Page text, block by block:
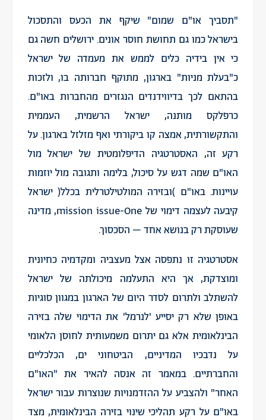
"תסביך או"ם שמום" שיקף את הכעס והתסכול
בישראל כמו גם תחושת חוסר אונים. ירושלים חשה גם
כי אין בידיה כלים לממש את מעמדה של ישראל
כ"בעלת מניות" בארגון, מתוקף חברותה בו, ולזכות
בהתאם לכך בדיווידנדים הנגזרים מהחברות באו"ם.
כרפלקס מותנה, ישראל הרשמית, העממית
והתקשורתית, אמצה קו ביקורתי ואף מזלזל בארגון. על
רקע זה, האסטרטגיה הדיפלומטית של ישראל מול
האו"ם שמה דגש על סיכול, בלימה ותגובה מול יוזמות
עויינות. באו"ם )ובזירה המולטילטרלית בכלל( ישראל
קיבעה לעצמה דימוי של mission issue-One, מדינה
שעוסקת רק בנושא אחד – הסכסוך.
אסטרטגיה זו נתפסה אצל מעצביה ומקדמיה כחיונית
ומוצדקת, אך היא התעלמה מיכולתה של ישראל
להשתלב ולתרום לסדר היום של הארגון במגוון סוגיות
באופן שלא רק יסייע 'לנרמל' את הדימוי שלה בזירה
הבינלאומית אלא גם יתרום משמעותית לחוסן הלאומי
על נדבכיו המדיניים, הביטחוני ים, הכלכליים
והחברתיים. במאמר זה אנסה להאיר את "האו"ם
האחר" ולהצביע על ההזדמנויות שנוצרות עבור ישראל
באו"ם על רקע תהליכי שינוי בזירה הבינלאומית, מצד